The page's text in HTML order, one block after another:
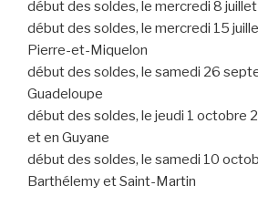
début des soldes, le mercredi 8
début des soldes, le mercredi 15
Pierre-et-Miquelon
début des soldes, le samedi 26
Guadeloupe
début des soldes, le jeudi 1 octobre
et en Guyane
début des soldes, le samedi 10
Barthélemy et Saint-Martin